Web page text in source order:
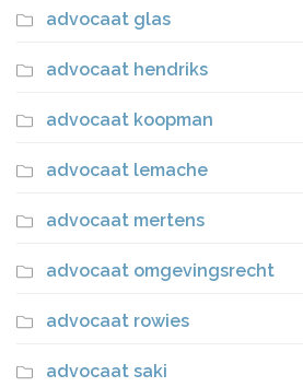
advocaat glas
advocaat hendriks
advocaat koopman
advocaat lemache
advocaat mertens
advocaat omgevingsrecht
advocaat rowies
advocaat saki